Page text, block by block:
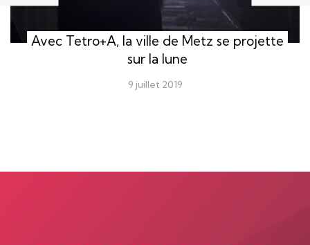
Avec Tetro+A, la ville de Metz se projette
sur la lune
9 juillet 2019